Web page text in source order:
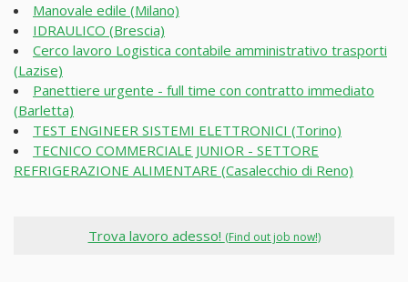
Manovale edile (Milano)
IDRAULICO (Brescia)
Cerco lavoro Logistica contabile amministrativo trasporti
(Lazise)
Panettiere urgente - full time con contratto immediato
(Barletta)
TEST ENGINEER SISTEMI ELETTRONICI (Torino)
TECNICO COMMERCIALE JUNIOR - SETTORE
REFRIGERAZIONE ALIMENTARE (Casalecchio di Reno)
Trova lavoro adesso! (Find out job now!)